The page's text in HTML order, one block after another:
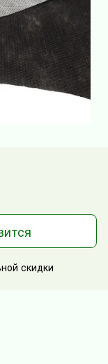
скидки